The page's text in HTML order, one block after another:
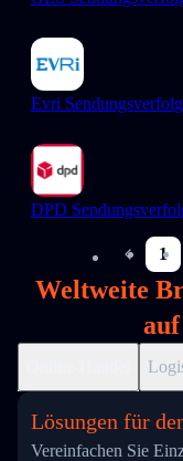
Evri
DPD
1
Weltweite
Lösungen für
Vereinfachen Sie